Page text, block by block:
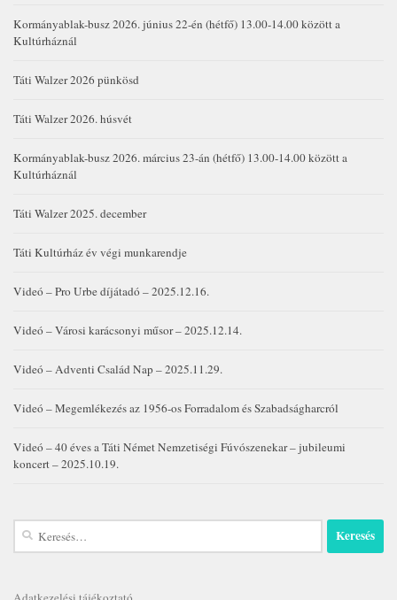
Kormányablak-busz 2026. június 22-én (hétfő) 13.00-14.00 között a
Kultúrháznál
Táti Walzer 2026 pünkösd
Táti Walzer 2026. húsvét
Kormányablak-busz 2026. március 23-án (hétfő) 13.00-14.00 között a
Kultúrháznál
Táti Walzer 2025. december
Táti Kultúrház év végi munkarendje
Videó – Pro Urbe díjátadó – 2025.12.16.
Videó – Városi karácsonyi műsor – 2025.12.14.
Videó – Adventi Család Nap – 2025.11.29.
Videó – Megemlékezés az 1956-os Forradalom és Szabadságharcról
Videó – 40 éves a Táti Német Nemzetiségi Fúvószenekar – jubileumi
koncert – 2025.10.19.
Keresés: